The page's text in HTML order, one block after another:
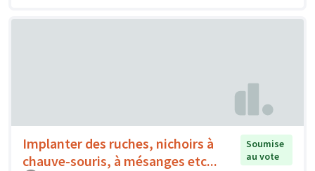
Implanter des ruches, nichoirs à
chauve-souris, à mésanges etc...
Soumise
au vote